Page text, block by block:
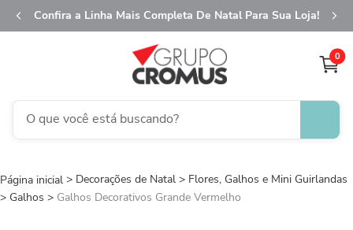
Confira a Linha Mais Completa De Natal Para Sua Loja!
0
O que você está buscando?
Decorações de Natal
Flores, Galhos e Mini Guirlandas
Galhos
Galhos Decorativos Grande Vermelho
1º
fita aramada